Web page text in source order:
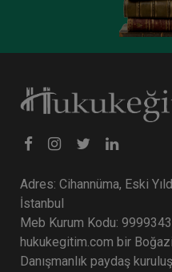
Adres: Cihannüma, Eski
İstanbul
Meb Kurum Kodu:
hukukegitim.com bir
Danışmanlık paydaş